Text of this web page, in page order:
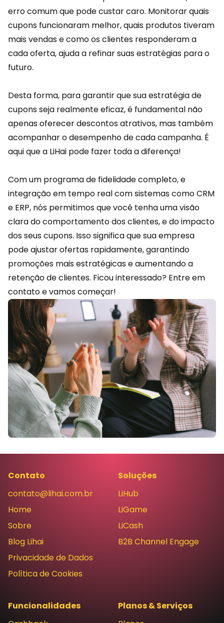
erro comum que pode custar caro. Monitorar quais
cupons funcionaram melhor, quais produtos tiveram
mais vendas e como os clientes responderam a
cada oferta, ajuda a refinar suas estratégias para o
futuro.
Desta forma, para garantir que sua estratégia de
cupons seja realmente eficaz, é fundamental não
apenas oferecer descontos atrativos, mas também
acompanhar o desempenho de cada campanha. É
aqui que a LiHai pode fazer toda a diferença!
Com um programa de fidelidade completo, e
integração em tempo real com sistemas como CRM
e ERP, nós permitimos que você tenha uma visão
clara do comportamento dos clientes, e do impacto
dos seus cupons. Isso significa que sua empresa
pode ajustar ofertas rapidamente, garantindo
promoções mais estratégicas e aumentando a
retenção de clientes. Ficou interessado? Entre em
contatoe vamos começar!
Contato
contato@lihai.com.br
Home
Sobre
Blog Lihai
Privacidade de Dados
Política de Cookies
Soluções
LiHub
LiGame
LiCash
B2B Channel Engage
Funcionalidades
Planos & Serviços